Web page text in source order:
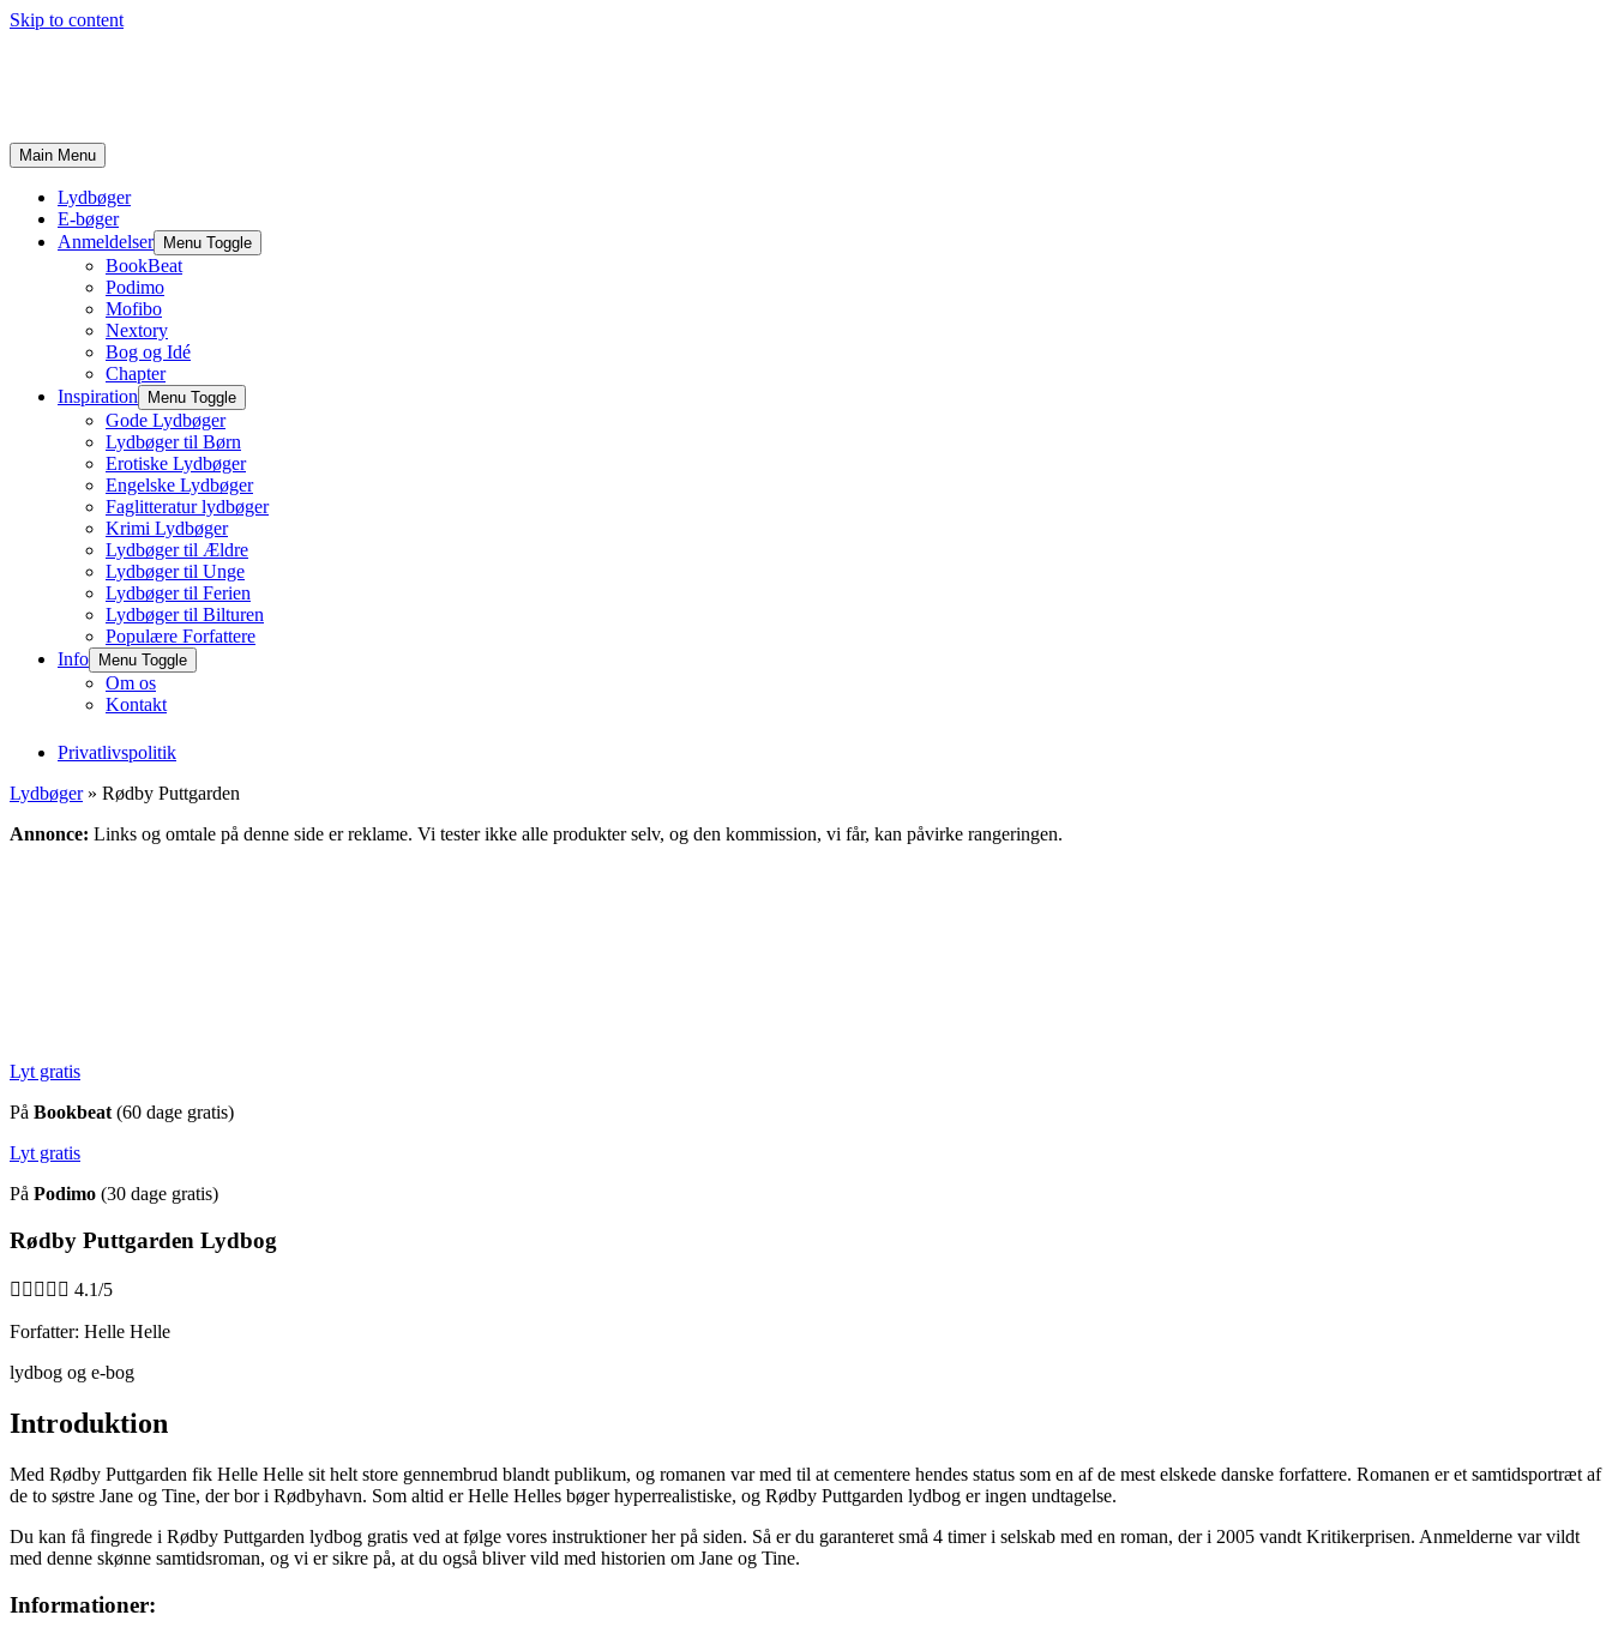
Skip to content
Main Menu
Lydbøger
E-bøger
Anmeldelser
Menu Toggle
BookBeat
Podimo
Mofibo
Nextory
Bog og Idé
Chapter
Inspiration
Menu Toggle
Gode Lydbøger
Lydbøger til Børn
Erotiske Lydbøger
Engelske Lydbøger
Faglitteratur lydbøger
Krimi Lydbøger
Lydbøger til Ældre
Lydbøger til Unge
Lydbøger til Ferien
Lydbøger til Bilturen
Populære Forfattere
Info
Menu Toggle
Om os
Kontakt
Privatlivspolitik
Lydbøger» Rødby Puttgarden
Annonce: Links og omtale på denne side er reklame. Vi tester ikke alle produkter selv, og den kommission, vi får, kan påvirke rangeringen.
Lyt gratis
På Bookbeat (60 dage gratis)
Lyt gratis
På Podimo (30 dage gratis)
Rødby Puttgarden Lydbog
     4.1/5
Forfatter: Helle Helle
lydbog og e-bog
Introduktion
Med Rødby Puttgarden fik Helle Helle sit helt store gennembrud blandt publikum, og romanen var med til at cementere hendes status som en af de mest elskede danske forfattere. Romanen er et samtidsportræt af
de to søstre Jane og Tine, der bor i Rødbyhavn. Som altid er Helle Helles bøger hyperrealistiske, og Rødby Puttgarden lydbog er ingen undtagelse.
Du kan få fingrede i Rødby Puttgarden lydbog gratis ved at følge vores instruktioner her på siden. Så er du garanteret små 4 timer i selskab med en roman, der i 2005 vandt Kritikerprisen. Anmelderne var vildt
med denne skønne samtidsroman, og vi er sikre på, at du også bliver vild med historien om Jane og Tine.
Informationer: